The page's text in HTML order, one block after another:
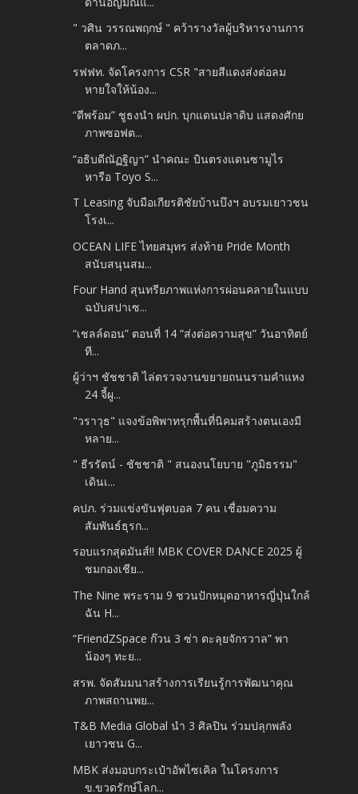
" วศิน วรรณพฤกษ์ " คว้ารางวัลผู้บริหารงานการ
ตลาดภ...
รฟฟท. จัดโครงการ CSR "สายสีแดงส่งต่อลม
หายใจให้น้อง...
“ดีพร้อม” ชูธงนำ ผปก. บุกแดนปลาดิบ แสดงศักย
ภาพซอฟต...
“อธิบดีณัฏฐิญา” นำคณะ บินตรงแดนซามูไร
หารือ Toyo S...
T Leasing จับมือเกียรติชัยบ้านบึงฯ อบรมเยาวชน
โรงเ...
OCEAN LIFE ไทยสมุทร ส่งท้าย Pride Month
สนับสนุนสม...
Four Hand สุนทรียภาพแห่งการผ่อนคลายในแบบ
ฉบับสปาเซ...
“เชลล์ดอน” ตอนที่ 14 “ส่งต่อความสุข” วันอาทิตย์
ที...
ผู้ว่าฯ ชัชชาติ ไล่ตรวจงานขยายถนนรามคำแหง
24 จี้ผู...
"วราวุธ" แจงข้อพิพาทรุกพื้นที่นิคมสร้างตนเองมี
หลาย...
" ธีรรัตน์ - ชัชชาติ " สนองนโยบาย "ภูมิธรรม"
เดินเ...
คปภ. ร่วมแข่งขันฟุตบอล 7 คน เชื่อมความ
สัมพันธ์ธุรก...
รอบแรกสุดมันส์!! MBK COVER DANCE 2025 ผู้
ชมกองเชีย...
The Nine พระราม 9 ชวนปักหมุดอาหารญี่ปุ่นใกล้
ฉัน H...
“FriendZSpace ก๊วน 3 ซ่า ตะลุยจักรวาล” พา
น้องๆ ทะย...
สรพ. จัดสัมมนาสร้างการเรียนรู้การพัฒนาคุณ
ภาพสถานพย...
T&B Media Global นำ 3 ศิลปิน ร่วมปลุกพลัง
เยาวชน G...
MBK ส่งมอบกระเป๋าอัพไซเคิล ในโครงการ
ข.ขวดรักษ์โลก...